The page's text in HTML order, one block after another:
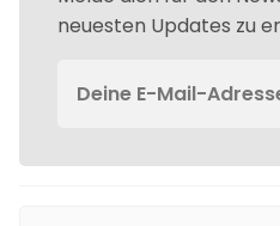
neuesten Updates zu